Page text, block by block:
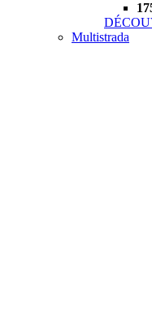
Multistrada